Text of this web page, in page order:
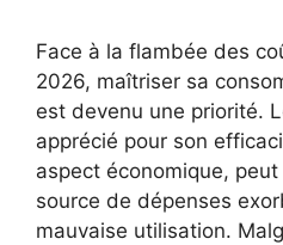
Face à la flambée des
2026, maîtriser sa
est devenu une priorité.
apprécié pour son
aspect économique,
source de dépenses
mauvaise utilisation.